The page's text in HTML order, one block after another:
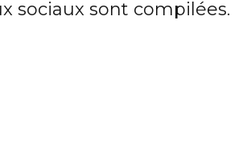
sociaux sont compilées.